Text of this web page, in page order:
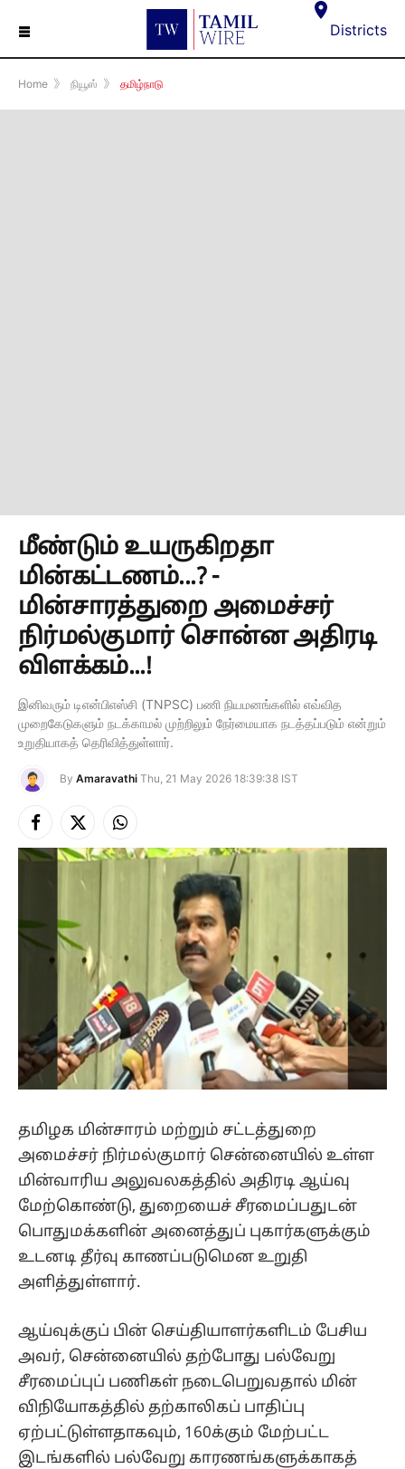
☰ Districts
Home 》 நியூஸ் 》 தமிழ்நாடு
மீண்டும் உயருகிறதா
மின்கட்டணம்...? -
மின்சாரத்துறை அமைச்சர்
நிர்மல்குமார் சொன்ன அதிரடி
விளக்கம்...!
இனிவரும் டிஎன்பிஎஸ்சி (TNPSC) பணி நியமனங்களில் எவ்வித
முறைகேடுகளும் நடக்காமல் முற்றிலும் நேர்மையாக நடத்தப்படும் என்றும்
உறுதியாகத் தெரிவித்துள்ளார்.
By Amaravathi Thu, 21 May 2026 18:39:38 IST
Facebook
X
(Twitter)
Instagram
தமிழக மின்சாரம் மற்றும் சட்டத்துறை
அமைச்சர் நிர்மல்குமார் சென்னையில் உள்ள
மின்வாரிய அலுவலகத்தில் அதிரடி ஆய்வு
மேற்கொண்டு, துறையைச் சீரமைப்பதுடன்
பொதுமக்களின் அனைத்துப் புகார்களுக்கும்
உடனடி தீர்வு காணப்படுமென உறுதி
அளித்துள்ளார்.
ஆய்வுக்குப் பின் செய்தியாளர்களிடம் பேசிய
அவர், சென்னையில் தற்போது பல்வேறு
சீரமைப்புப் பணிகள் நடைபெறுவதால் மின்
விநியோகத்தில் தற்காலிகப் பாதிப்பு
ஏற்பட்டுள்ளதாகவும், 160க்கும் மேற்பட்ட
இடங்களில் பல்வேறு காரணங்களுக்காகத்